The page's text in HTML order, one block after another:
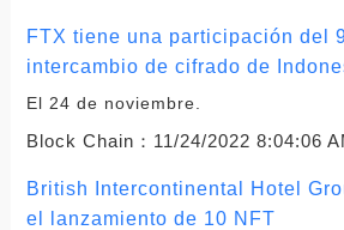
FTX tiene una participación del
intercambio de cifrado de
El 24 de noviembre.
Block Chain： 11/24/2022 8:04:06
British Intercontinental Hotel
el lanzamiento de 10 NFT